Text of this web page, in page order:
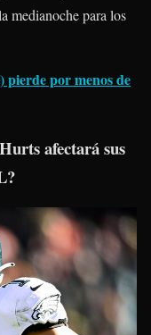
medianoche para los
pierde por menos de
afectará sus